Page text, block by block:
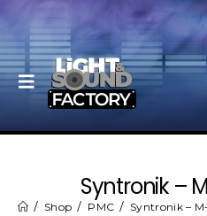
Syntronik –
Shop PMC Syntronik –